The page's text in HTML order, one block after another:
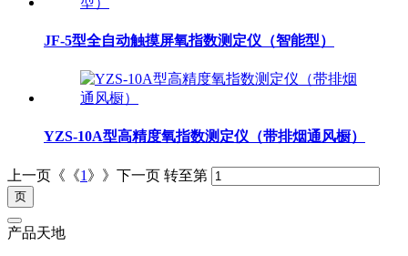
JF-5型全自动触摸屏氧指数测定仪（智能型）
YZS-10A型高精度氧指数测定仪（带排烟通风橱）
上一页《《1 》》下一页 转至第
产品天地